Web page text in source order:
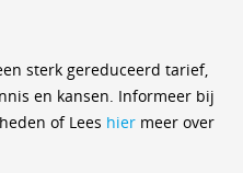
sterk gereduceerd tarief,
en kansen. Informeer bij
of Lees hier meer over